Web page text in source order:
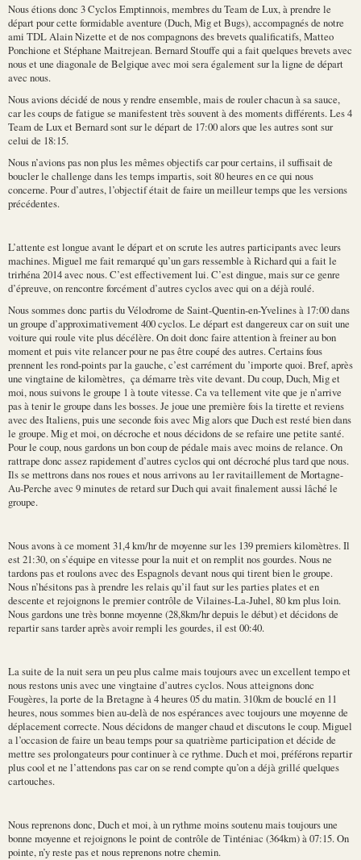
Nous étions donc 3 Cyclos Emptinnois, membres du Team de Lux, à prendre le
départ pour cette formidable aventure (Duch, Mig et Bugs), accompagnés de notre
ami TDL Alain Nizette et de nos compagnons des brevets qualificatifs, Matteo
Ponchione et Stéphane Maitrejean. Bernard Stouffe qui a fait quelques brevets avec
nous et une diagonale de Belgique avec moi sera également sur la ligne de départ
avec nous.
Nous avions décidé de nous y rendre ensemble, mais de rouler chacun à sa sauce,
car les coups de fatigue se manifestent très souvent à des moments différents. Les 4
Team de Lux et Bernard sont sur le départ de 17:00 alors que les autres sont sur
celui de 18:15.
Nous n’avions pas non plus les mêmes objectifs car pour certains, il suffisait de
boucler le challenge dans les temps impartis, soit 80 heures en ce qui nous
concerne. Pour d’autres, l’objectif était de faire un meilleur temps que les versions
précédentes.
L’attente est longue avant le départ et on scrute les autres participants avec leurs
machines. Miguel me fait remarqué qu’un gars ressemble à Richard qui a fait le
trirhéna 2014 avec nous. C’est effectivement lui. C’est dingue, mais sur ce genre
d’épreuve, on rencontre forcément d’autres cyclos avec qui on a déjà roulé.
Nous sommes donc partis du Vélodrome de Saint-Quentin-en-Yvelines à 17:00 dans
un groupe d’approximativement 400 cyclos. Le départ est dangereux car on suit une
voiture qui roule vite plus décélère. On doit donc faire attention à freiner au bon
moment et puis vite relancer pour ne pas être coupé des autres. Certains fous
prennent les rond-points par la gauche, c’est carrément du ’importe quoi. Bref, après
une vingtaine de kilomètres, ça démarre très vite devant. Du coup, Duch, Mig et
moi, nous suivons le groupe 1 à toute vitesse. Ca va tellement vite que je n’arrive
pas à tenir le groupe dans les bosses. Je joue une première fois la tirette et reviens
avec des Italiens, puis une seconde fois avec Mig alors que Duch est resté bien dans
le groupe. Mig et moi, on décroche et nous décidons de se refaire une petite santé.
Pour le coup, nous gardons un bon coup de pédale mais avec moins de relance. On
rattrape donc assez rapidement d’autres cyclos qui ont décroché plus tard que nous.
Ils se mettrons dans nos roues et nous arrivons au 1er ravitaillement de Mortagne-
Au-Perche avec 9 minutes de retard sur Duch qui avait finalement aussi lâché le
groupe.
Nous avons à ce moment 31,4 km/hr de moyenne sur les 139 premiers kilomètres. Il
est 21:30, on s’équipe en vitesse pour la nuit et on remplit nos gourdes. Nous ne
tardons pas et roulons avec des Espagnols devant nous qui tirent bien le groupe.
Nous n’hésitons pas à prendre les relais qu’il faut sur les parties plates et en
descente et rejoignons le premier contrôle de Vilaines-La-Juhel, 80 km plus loin.
Nous gardons une très bonne moyenne (28,8km/hr depuis le début) et décidons de
repartir sans tarder après avoir rempli les gourdes, il est 00:40.
La suite de la nuit sera un peu plus calme mais toujours avec un excellent tempo et
nous restons unis avec une vingtaine d’autres cyclos. Nous atteignons donc
Fougères, la porte de la Bretagne à 4 heures 05 du matin. 310km de bouclé en 11
heures, nous sommes bien au-delà de nos espérances avec toujours une moyenne de
déplacement correcte. Nous décidons de manger chaud et discutons le coup. Miguel
a l’occasion de faire un beau temps pour sa quatrième participation et décide de
mettre ses prolongateurs pour continuer à ce rythme. Duch et moi, préférons repartir
plus cool et ne l’attendons pas car on se rend compte qu’on a déjà grillé quelques
cartouches.
Nous reprenons donc, Duch et moi, à un rythme moins soutenu mais toujours une
bonne moyenne et rejoignons le point de contrôle de Tinténiac (364km) à 07:15. On
pointe, n’y reste pas et nous reprenons notre chemin.